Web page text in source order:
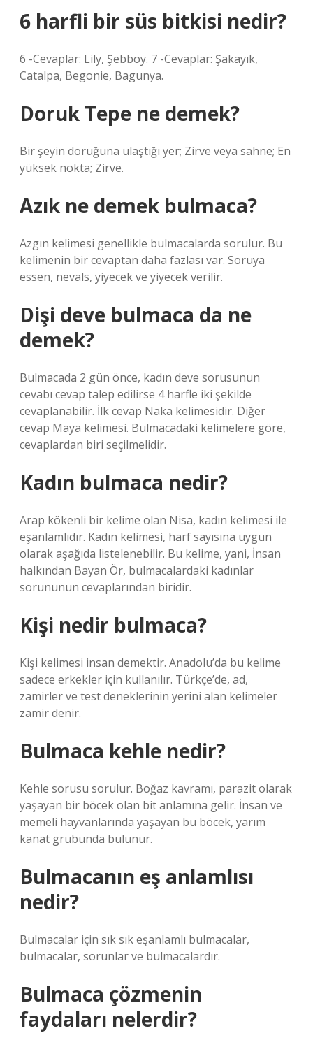
6 harfli bir süs bitkisi nedir?
6 -Cevaplar: Lily, Şebboy. 7 -Cevaplar: Şakayık,
Catalpa, Begonie, Bagunya.
Doruk Tepe ne demek?
Bir şeyin doruğuna ulaştığı yer; Zirve veya sahne; En
yüksek nokta; Zirve.
Azık ne demek bulmaca?
Azgın kelimesi genellikle bulmacalarda sorulur. Bu
kelimenin bir cevaptan daha fazlası var. Soruya
essen, nevals, yiyecek ve yiyecek verilir.
Dişi deve bulmaca da ne
demek?
Bulmacada 2 gün önce, kadın deve sorusunun
cevabı cevap talep edilirse 4 harfle iki şekilde
cevaplanabilir. İlk cevap Naka kelimesidir. Diğer
cevap Maya kelimesi. Bulmacadaki kelimelere göre,
cevaplardan biri seçilmelidir.
Kadın bulmaca nedir?
Arap kökenli bir kelime olan Nisa, kadın kelimesi ile
eşanlamlıdır. Kadın kelimesi, harf sayısına uygun
olarak aşağıda listelenebilir. Bu kelime, yani, İnsan
halkından Bayan Ör, bulmacalardaki kadınlar
sorununun cevaplarından biridir.
Kişi nedir bulmaca?
Kişi kelimesi insan demektir. Anadolu’da bu kelime
sadece erkekler için kullanılır. Türkçe’de, ad,
zamirler ve test deneklerinin yerini alan kelimeler
zamir denir.
Bulmaca kehle nedir?
Kehle sorusu sorulur. Boğaz kavramı, parazit olarak
yaşayan bir böcek olan bit anlamına gelir. İnsan ve
memeli hayvanlarında yaşayan bu böcek, yarım
kanat grubunda bulunur.
Bulmacanın eş anlamlısı
nedir?
Bulmacalar için sık sık eşanlamlı bulmacalar,
bulmacalar, sorunlar ve bulmacalardır.
Bulmaca çözmenin
faydaları nelerdir?